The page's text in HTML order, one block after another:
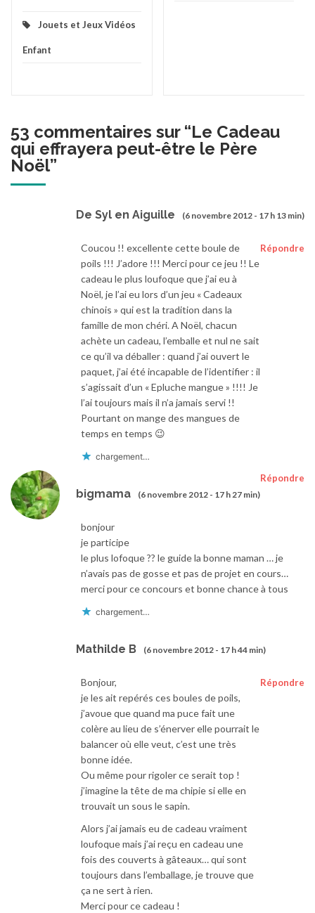
Jouets et Jeux Vidéos
Enfant
53 commentaires sur “Le Cadeau
qui effrayera peut-être le Père
Noël”
De Syl en Aiguille (6 novembre 2012 - 17 h 13 min)
Répondre
Coucou !! excellente cette boule de
poils !!! J’adore !!! Merci pour ce jeu !! Le
cadeau le plus loufoque que j’ai eu à
Noël, je l’ai eu lors d’un jeu « Cadeaux
chinois » qui est la tradition dans la
famille de mon chéri. A Noël, chacun
achète un cadeau, l’emballe et nul ne sait
ce qu’il va déballer : quand j’ai ouvert le
paquet, j’ai été incapable de l’identifier : il
s’agissait d’un « Epluche mangue » !!!! Je
l’ai toujours mais il n’a jamais servi !!
Pourtant on mange des mangues de
temps en temps 😉
chargement…
bigmama (6 novembre 2012 - 17 h 27 min)
Répondre
bonjour
je participe
le plus lofoque ?? le guide la bonne maman … je
n’avais pas de gosse et pas de projet en cours…
merci pour ce concours et bonne chance à tous
chargement…
Mathilde B (6 novembre 2012 - 17 h 44 min)
Répondre
Bonjour,
je les ait repérés ces boules de poils,
j’avoue que quand ma puce fait une
colère au lieu de s’énerver elle pourrait le
balancer où elle veut, c’est une très
bonne idée.
Ou même pour rigoler ce serait top !
j’imagine la tête de ma chipie si elle en
trouvait un sous le sapin.
Alors j’ai jamais eu de cadeau vraiment
loufoque mais j’ai reçu en cadeau une
fois des couverts à gâteaux… qui sont
toujours dans l’emballage, je trouve que
ça ne sert à rien.
Merci pour ce cadeau !